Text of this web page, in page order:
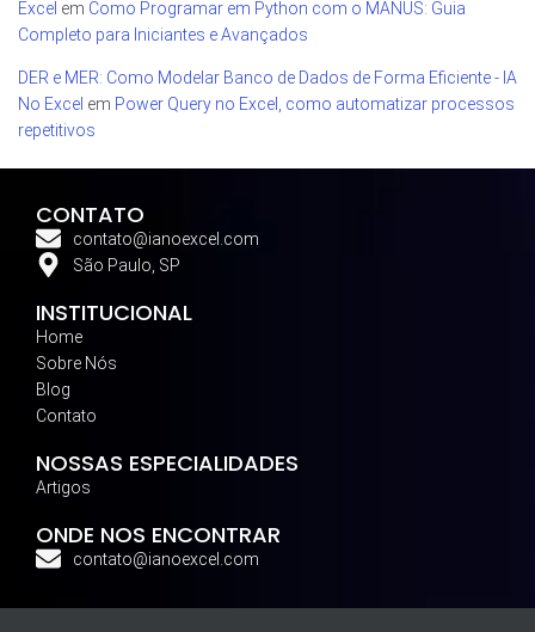
Excel em Como Programar em Python com o MANUS: Guia
Completo para Iniciantes e Avançados
DER e MER: Como Modelar Banco de Dados de Forma Eficiente - IA
No Excel em Power Query no Excel, como automatizar processos
repetitivos
CONTATO
contato@ianoexcel.com
São Paulo, SP
INSTITUCIONAL
Home
Sobre Nós
Blog
Contato
NOSSAS ESPECIALIDADES
Artigos
ONDE NOS ENCONTRAR
contato@ianoexcel.com